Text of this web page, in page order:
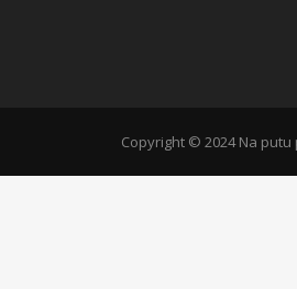
Copyright © 2024 Na putu